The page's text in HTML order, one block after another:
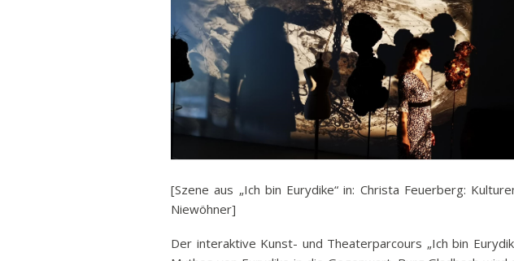
[Szene aus „Ich bin Eurydike“ in: Christa Feuerberg:
Niewöhner]
Der interaktive Kunst- und Theaterparcours „Ich bin